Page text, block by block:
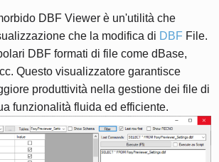
DBF Viewer è un'utilità che
che la modifica di DBF File.
DBF formati di file come dBase,
Questo visualizzatore garantisce
produttività nella gestione dei file di
funzionalità fluida ed efficiente.